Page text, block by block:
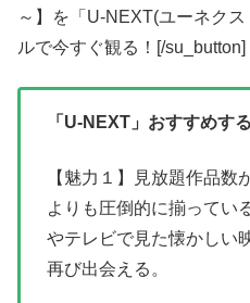
～】を「U-NEXT(ユーネク
ルで今すぐ観る！[/su_button]
「U-NEXT」おすすめす
【魅力１】見放題作品数
よりも圧倒的に揃ってい
やテレビで見た懐かしい
再び出会える。